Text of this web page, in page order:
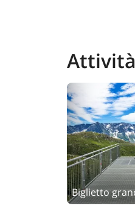
Attività